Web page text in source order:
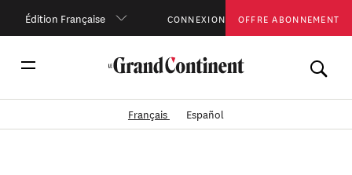
Édition Française CONNEXION OFFRE ABONNEMENT
Français Español